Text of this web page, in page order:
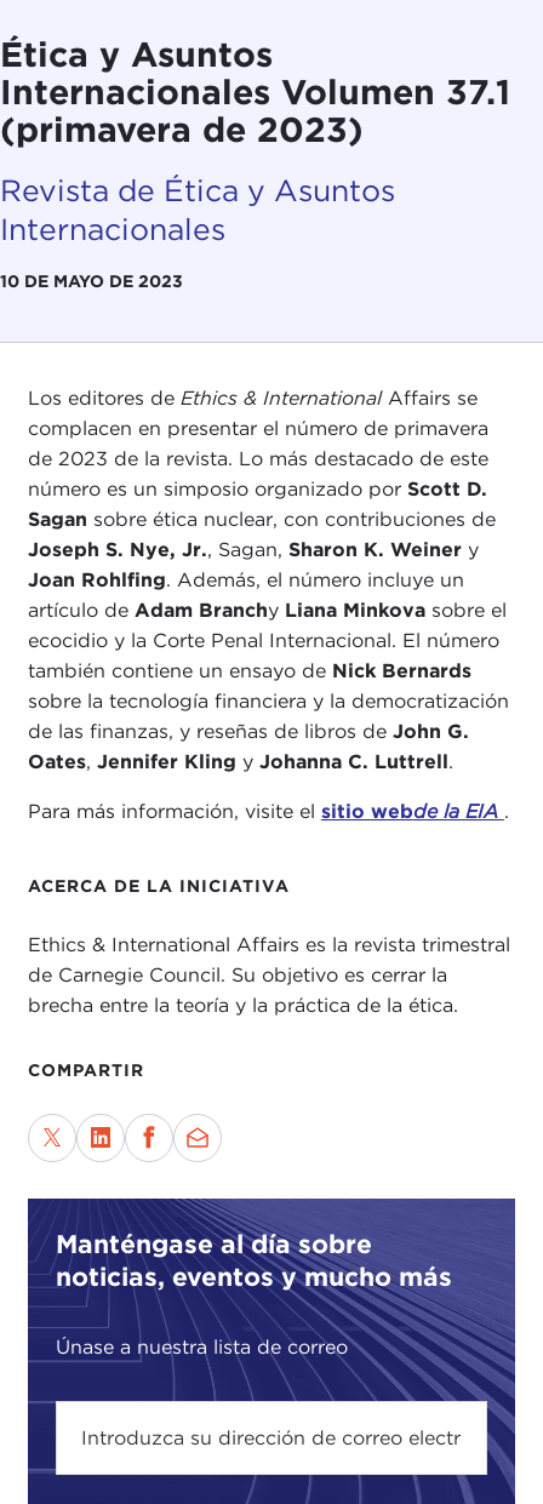
Ética y Asuntos
Internacionales Volumen 37.1
(primavera de 2023)
Revista de Ética y Asuntos
Internacionales
10 DE MAYO DE 2023
ACERCA DE LA INICIATIVA
Ethics & International Affairs es la revista trimestral
de Carnegie Council. Su objetivo es cerrar la
brecha entre la teoría y la práctica de la ética.
COMPARTIR
Manténgase al día sobre
noticias, eventos y mucho más
Únase a nuestra lista de correo
Los editores de Ethics & InternationalAffairs se
complacen en presentar el número de primavera
de 2023 de la revista. Lo más destacado de este
número es un simposio organizado por Scott D.
Sagan sobre ética nuclear, con contribuciones de
Joseph S. Nye, Jr., Sagan, Sharon K. Weinery
Joan Rohlfing. Además, el número incluye un
artículo de Adam BranchyLiana Minkovasobre el
ecocidio y la Corte Penal Internacional. El número
también contiene un ensayo deNick Bernards
sobre la tecnología financiera y la democratización
de las finanzas, y reseñas de libros de John G.
Oates, Jennifer Kling y Johanna C. Luttrell.
Para más información, visite el sitio webde la EIA .